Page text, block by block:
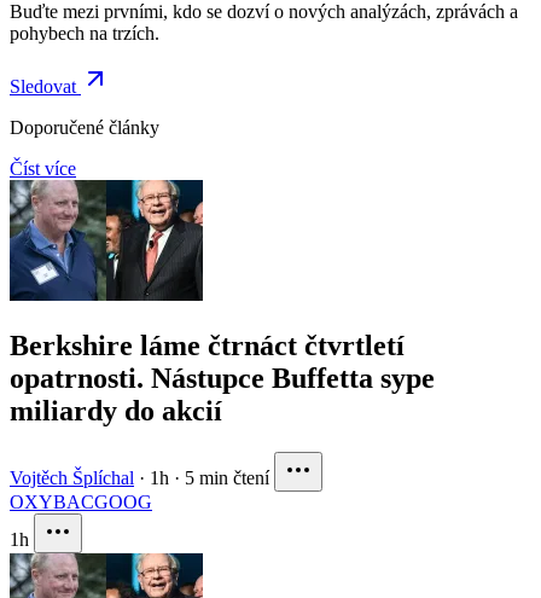
Buďte mezi prvními, kdo se dozví o nových analýzách, zprávách a
pohybech na trzích.
Sledovat
Doporučené články
Číst více
Berkshire láme čtrnáct čtvrtletí
opatrnosti. Nástupce Buffetta sype
miliardy do akcií
Vojtěch Šplíchal · 1h · 5 min čtení
OXYBACGOOG
1h